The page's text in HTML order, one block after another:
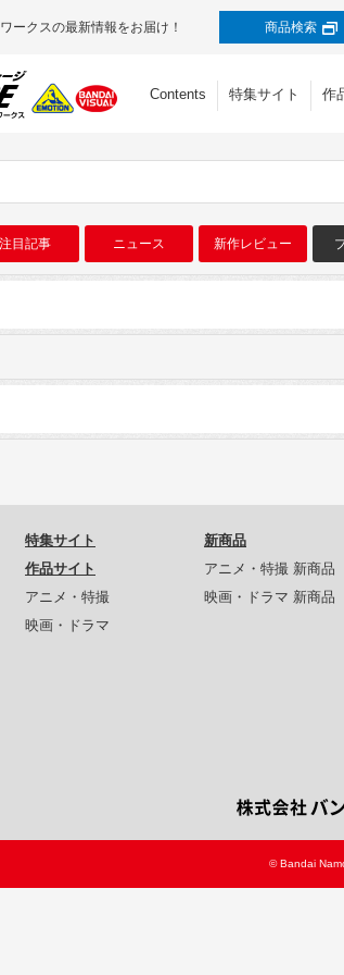
ークスの最新情報をお届け！ 商品検索
Contents 特集サイト 作
注目記事 ニュース 新作レビュー
特集サイト
作品サイト
アニメ・特撮
映画・ドラマ
新商品
アニメ・特撮 新商品
映画・ドラマ 新商品
© Bandai